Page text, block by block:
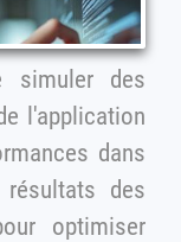
simuler des
l'application
des
optimiser